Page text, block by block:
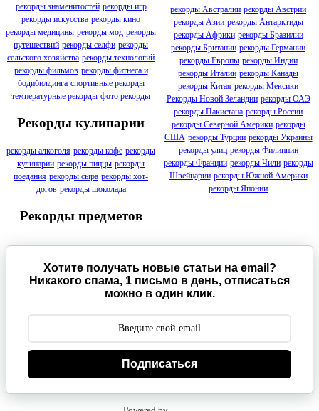
рекорды знаменитостей рекорды игр
рекорды искусства рекорды кино
рекорды медицины рекорды мод рекорды
путешествий рекорды селфи рекорды
сельского хозяйства рекорды технологий
рекорды фильмов рекорды фитнеса и
бодибилдинга спортивные рекорды
температурные рекорды фото рекорды
Рекорды кулинарии
рекорды алкоголя рекорды кофе рекорды
кулинарии рекорды пиццы рекорды
поедания рекорды сыра рекорды хот-
догов рекорды шоколада
Рекорды предметов
рекорды Австралии рекорды Австрии
рекорды Азии рекорды Антарктиды
рекорды Африки рекорды Бразилии
рекорды Британии рекорды Германии
рекорды Европы рекорды Индии
рекорды Италии рекорды Канады
рекорды Китая рекорды Мексики
Рекорды Новой Зеландии рекорды ОАЭ
рекорды Пакистана рекорды России
рекорды Северной Америки рекорды
США рекорды Турции рекорды Украины
рекорды улиц рекорды Филиппин
рекорды Франции рекорды Чили рекорды
Швейцарии рекорды Южной Америки
рекорды Японии
Хотите получать новые статьи на email?
Никакого спама, 1 письмо в день, отписаться
можно в один клик.
Подписаться